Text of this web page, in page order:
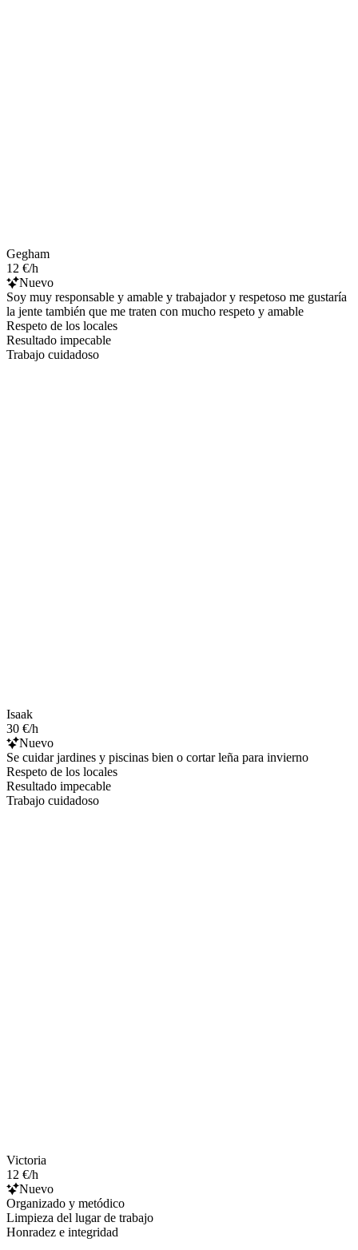
Gegham
12 €/h
Nuevo
Soy muy responsable y amable y trabajador y respetoso me gustaría
la jente también que me traten con mucho respeto y amable
Respeto de los locales
Resultado impecable
Trabajo cuidadoso
Isaak
30 €/h
Nuevo
Se cuidar jardines y piscinas bien o cortar leña para invierno
Respeto de los locales
Resultado impecable
Trabajo cuidadoso
Victoria
12 €/h
Nuevo
Organizado y metódico
Limpieza del lugar de trabajo
Honradez e integridad